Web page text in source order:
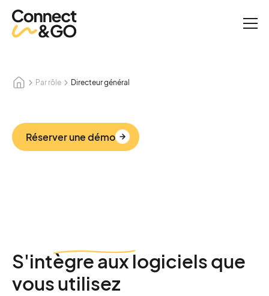
Par rôle Directeur général
Réserver une démo
S'intègreaux logiciels que
vous utilisez